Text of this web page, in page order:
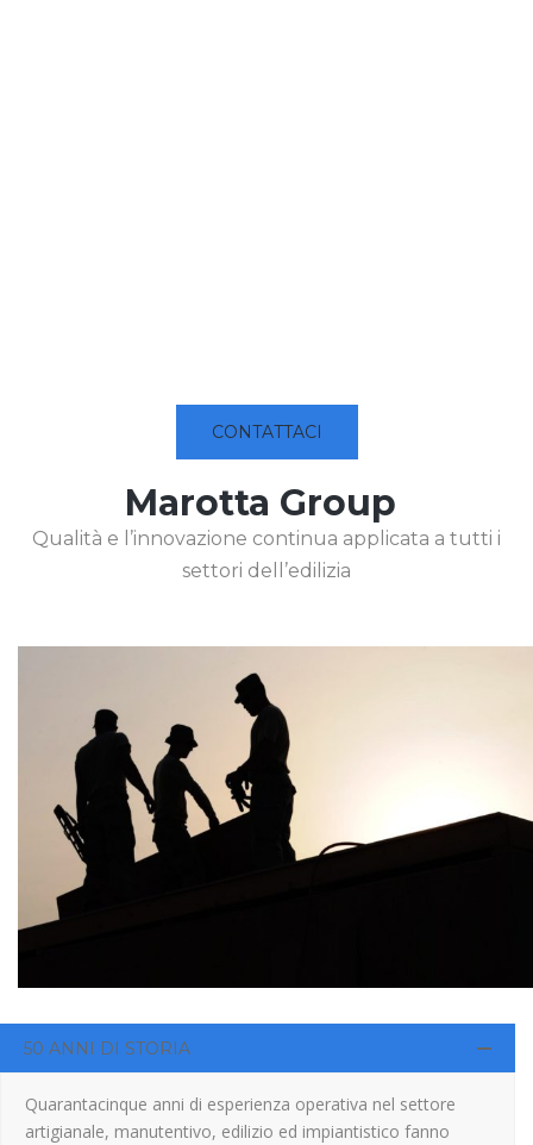
CONTATTACI
Marotta Group
Qualità e l’innovazione continua applicata a tutti i
settori dell’edilizia
50 ANNI DI STORIA
Quarantacinque anni di esperienza operativa nel settore
artigianale, manutentivo, edilizio ed impiantistico fanno